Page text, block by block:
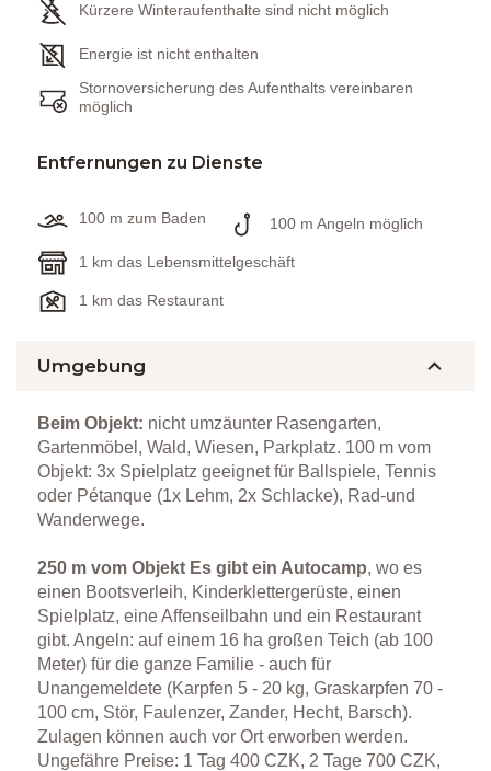
Kürzere Winteraufenthalte sind nicht möglich
Energie ist nicht enthalten
Stornoversicherung des Aufenthalts vereinbaren
möglich
Entfernungen zu Dienste
100 m zum Baden 100 m Angeln möglich
1 km das Lebensmittelgeschäft
1 km das Restaurant
Umgebung
Beim Objekt: nicht umzäunter Rasengarten,
Gartenmöbel, Wald, Wiesen, Parkplatz. 100 m vom
Objekt: 3x Spielplatz geeignet für Ballspiele, Tennis
oder Pétanque (1x Lehm, 2x Schlacke), Rad-und
Wanderwege.
250 m vom Objekt Es gibt ein Autocamp, wo es
einen Bootsverleih, Kinderklettergerüste, einen
Spielplatz, eine Affenseilbahn und ein Restaurant
gibt. Angeln: auf einem 16 ha großen Teich (ab 100
Meter) für die ganze Familie - auch für
Unangemeldete (Karpfen 5 - 20 kg, Graskarpfen 70 -
100 cm, Stör, Faulenzer, Zander, Hecht, Barsch).
Zulagen können auch vor Ort erworben werden.
Ungefähre Preise: 1 Tag 400 CZK, 2 Tage 700 CZK,